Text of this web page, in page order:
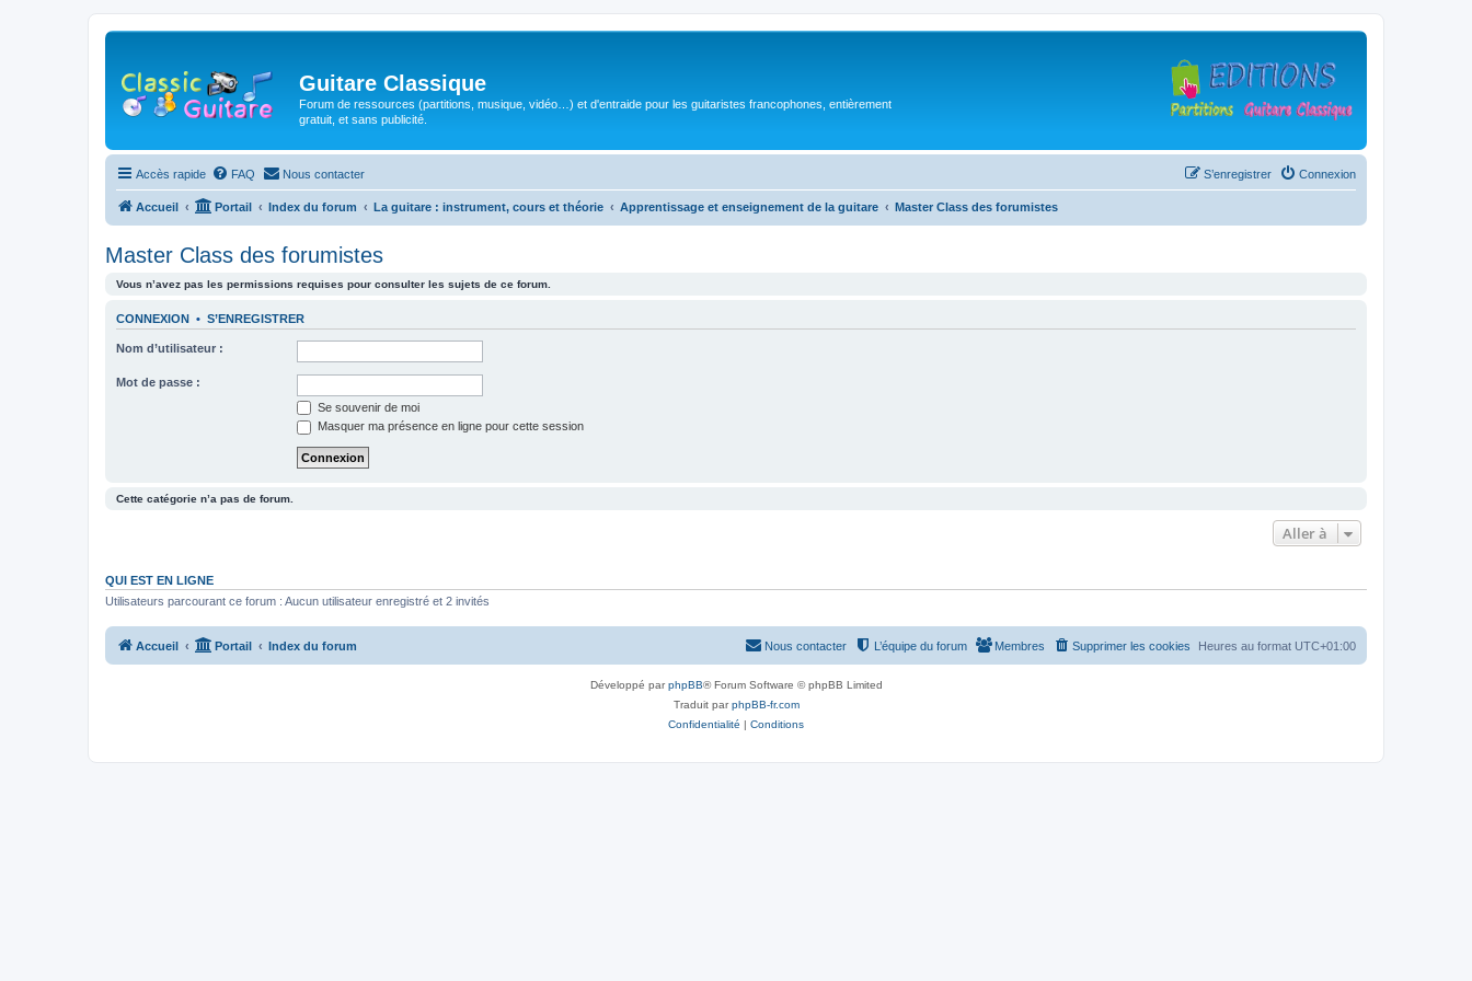
Guitare Classique
Forum de ressources (partitions, musique, vidéo…) et d'entraide pour les guitaristes francophones, entièrement
gratuit, et sans publicité.
Accès rapide FAQ Nous contacter Connexion
S’enregistrer
Accueil Portail Index du forum La guitare : instrument, cours et théorie Apprentissage et enseignement de la guitare Master Class des forumistes
Master Class des forumistes
Vous n’avez pas les permissions requises pour consulter les sujets de ce forum.
CONNEXION • S’ENREGISTRER
Nom d’utilisateur :
Mot de passe :
Se souvenir de moi
Masquer ma présence en ligne pour cette session
Cette catégorie n’a pas de forum.
Aller à
QUI EST EN LIGNE
Utilisateurs parcourant ce forum : Aucun utilisateur enregistré et 2 invités
Accueil Portail Index du forum Heures au format UTC+01:00
Supprimer les cookies
Membres
L’équipe du forum
Nous contacter
Développé parphpBB® Forum Software © phpBB Limited
Traduit parphpBB-fr.com
Confidentialité | Conditions